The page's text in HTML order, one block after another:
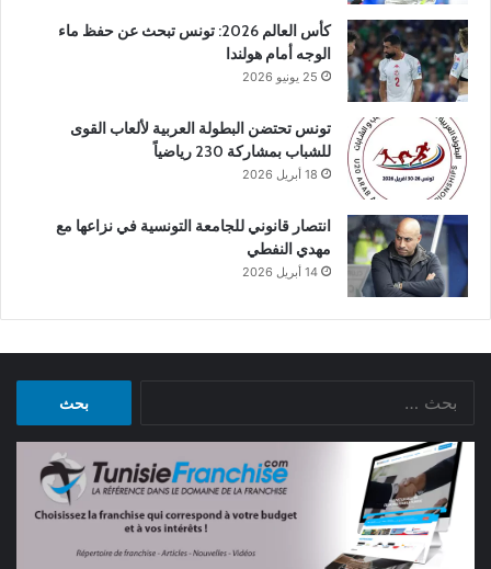
كأس العالم 2026: تونس تبحث عن حفظ ماء
الوجه أمام هولندا
25 يونيو 2026
تونس تحتضن البطولة العربية لألعاب القوى
للشباب بمشاركة 230 رياضياً
18 أبريل 2026
انتصار قانوني للجامعة التونسية في نزاعها مع
مهدي النفطي
14 أبريل 2026